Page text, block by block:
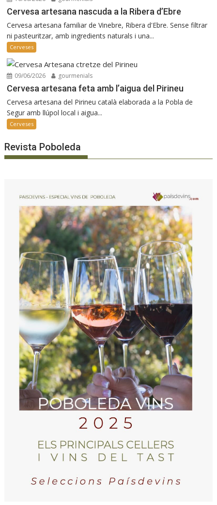
Cervesa artesana nascuda a la Ribera d’Ebre
Cervesa artesana familiar de Vinebre, Ribera d'Ebre. Sense filtrar
ni pasteuritzar, amb ingredients naturals i una...
Cerveses
09/06/2026 gourmenials
Cervesa artesana feta amb l’aigua del Pirineu
Cervesa artesana del Pirineu català elaborada a la Pobla de
Segur amb llúpol local i aigua...
Cerveses
Revista Poboleda